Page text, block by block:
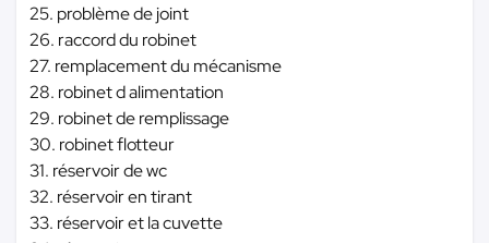
25. problème de joint
26. raccord du robinet
27. remplacement du mécanisme
28. robinet d alimentation
29. robinet de remplissage
30. robinet flotteur
31. réservoir de wc
32. réservoir en tirant
33. réservoir et la cuvette